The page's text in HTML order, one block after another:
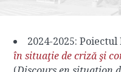
2024-2025:
în situaţie de criză şi